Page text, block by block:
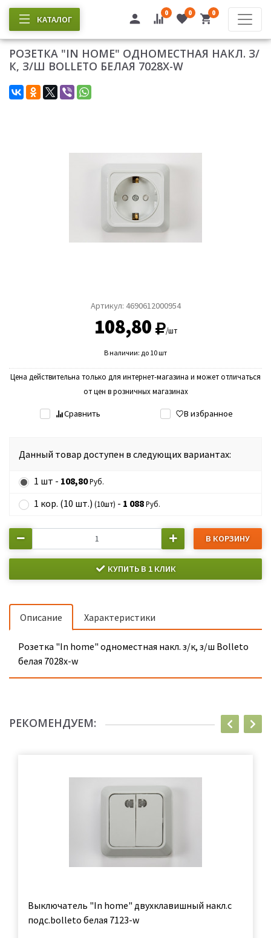
КАТАЛОГ
0 0 0
РОЗЕТКА "IN HOME" ОДНОМЕСТНАЯ НАКЛ. З/
К, З/Ш BOLLETO БЕЛАЯ 7028X-W
Артикул: 4690612000954
108,80 /шт
В наличии: до 10 шт
Цена действительна только для интернет-магазина и может отличаться
от цен в розничных магазинах
Сравнить В избранное
Данный товар доступен в следующих вариантах:
1 шт - 108,80Руб.
1 кор. (10 шт.) (10шт) - 1 088Руб.
В КОРЗИНУ
КУПИТЬ В 1 КЛИК
Описание Характеристики
Розетка "In home" одноместная накл. з/к, з/ш Bolleto
белая 7028x-w
РЕКОМЕНДУЕМ:
Выключатель "In home" двухклавишный накл.с
подс.bolleto белая 7123-w